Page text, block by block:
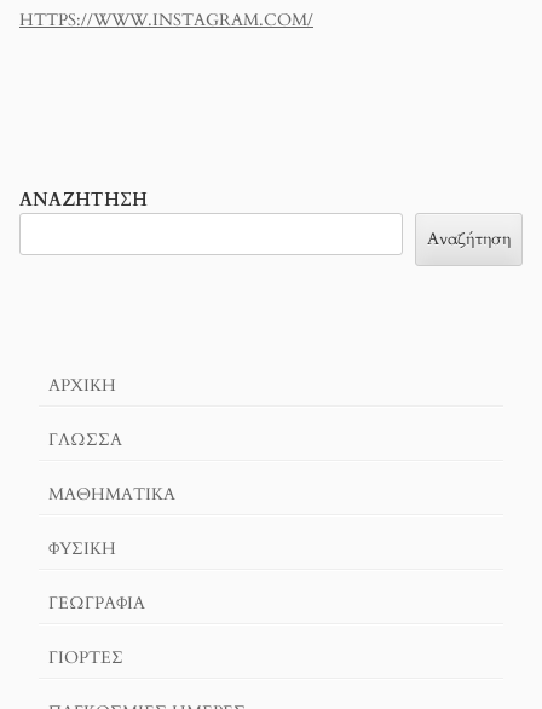
HTTPS://WWW.INSTAGRAM.COM/
ΑΝΑΖΉΤΗΣΗ
Αναζήτηση
ΑΡΧΙΚΉ
ΓΛΏΣΣΑ
ΜΑΘΗΜΑΤΙΚΆ
ΦΥΣΙΚΗ
ΓΕΩΓΡΑΦΊΑ
ΓΙΟΡΤΈΣ